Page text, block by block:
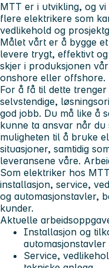
MTT er i utvikling, og
flere elektrikere som
vedlikehold og
Målet vårt er å bygge
levere trygt, effektivt
skjer i produksjonen
onshore eller offshore.
For å få til dette
selvstendige,
god jobb. Du må like å
kunne ta ansvar når
muligheten til å bruke
situasjoner, samtidig
leveransene våre.
Som elektriker hos
installasjon, service,
og automasjonstavler,
kunder.
Aktuelle
Installasjon og
automasjonstavler
Service,